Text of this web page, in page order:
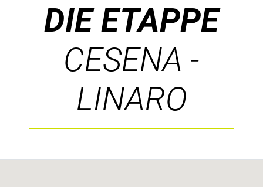
DIE ETAPPE
CESENA -
LINARO